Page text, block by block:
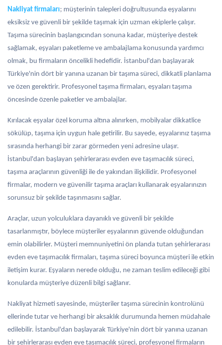
Nakliyat firmaları; müşterinin talepleri doğrultusunda eşyalarını
eksiksiz ve güvenli bir şekilde taşımak için uzman ekiplerle çalışır.
Taşıma sürecinin başlangıcından sonuna kadar, müşteriye destek
sağlamak, eşyaları paketleme ve ambalajlama konusunda yardımcı
olmak, bu firmaların öncelikli hedefidir. İstanbul'dan başlayarak
Türkiye'nin dört bir yanına uzanan bir taşıma süreci, dikkatli planlama
ve özen gerektirir. Profesyonel taşıma firmaları, eşyaları taşıma
öncesinde özenle paketler ve ambalajlar.
Kırılacak eşyalar özel koruma altına alınırken, mobilyalar dikkatlice
sökülüp, taşıma için uygun hale getirilir. Bu sayede, eşyalarınız taşıma
sırasında herhangi bir zarar görmeden yeni adresine ulaşır.
İstanbul'dan başlayan şehirlerarası evden eve taşımacılık süreci,
taşıma araçlarının güvenliği ile de yakından ilişkilidir. Profesyonel
firmalar, modern ve güvenilir taşıma araçları kullanarak eşyalarınızın
sorunsuz bir şekilde taşınmasını sağlar.
Araçlar, uzun yolculuklara dayanıklı ve güvenli bir şekilde
tasarlanmıştır, böylece müşteriler eşyalarının güvende olduğundan
emin olabilirler. Müşteri memnuniyetini ön planda tutan şehirlerarası
evden eve taşımacılık firmaları, taşıma süreci boyunca müşteri ile etkin
iletişim kurar. Eşyaların nerede olduğu, ne zaman teslim edileceği gibi
konularda müşteriye düzenli bilgi sağlanır.
Nakliyat hizmeti sayesinde, müşteriler taşıma sürecinin kontrolünü
ellerinde tutar ve herhangi bir aksaklık durumunda hemen müdahale
edilebilir. İstanbul'dan başlayarak Türkiye'nin dört bir yanına uzanan
bir şehirlerarası evden eve taşımacılık süreci, profesyonel firmaların